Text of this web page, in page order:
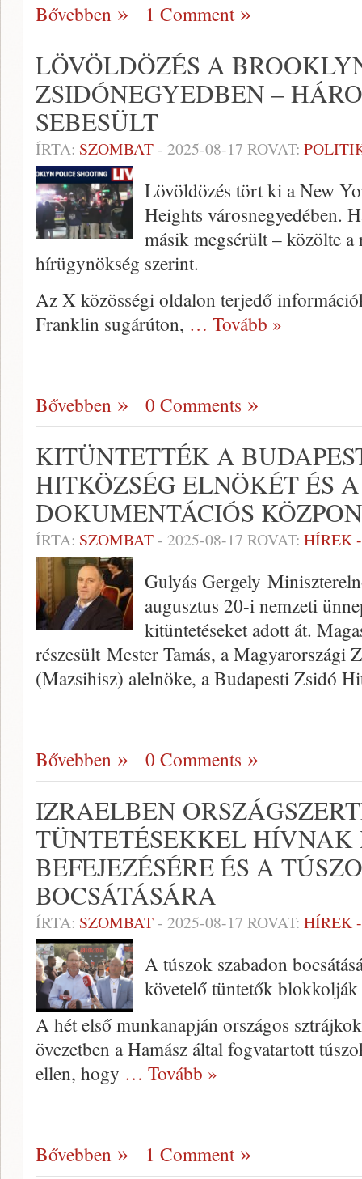
Bővebben 1 Comment
LÖVÖLDÖZÉS A
ZSIDÓNEGYEDBEN –
SEBESÜLT
ÍRTA: SZOMBAT- 2025-08-17 ROVAT:
Lövöldözés tört ki a New
Heights városnegyedében.
másik megsérült – közölte
hírügynökség szerint.
Az X közösségi oldalon terjedő
Franklin sugárúton, … Tovább »
Bővebben 0 Comments
KITÜNTETTÉK A
HITKÖZSÉG ELNÖKÉT ÉS
DOKUMENTÁCIÓS
ÍRTA: SZOMBAT- 2025-08-17 ROVAT: HÍREK
Gulyás Gergely
augusztus 20-i nemzeti
kitüntetéseket adott át.
részesült Mester Tamás, a Magyarországi
(Mazsihisz) alelnöke, a Budapesti Zsidó
Bővebben 0 Comments
IZRAELBEN
TÜNTETÉSEKKEL HÍVNAK
BEFEJEZÉSÉRE ÉS A
BOCSÁTÁSÁRA
ÍRTA: SZOMBAT- 2025-08-17 ROVAT: HÍREK
A túszok szabadon
követelő tüntetők
A hét első munkanapján országos
övezetben a Hamász által fogvatartott
ellen, hogy … Tovább »
Bővebben 1 Comment